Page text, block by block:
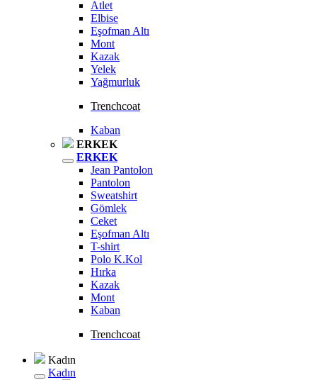
Atlet
Elbise
Eşofman Altı
Mont
Kazak
Yelek
Yağmurluk
Trenchcoat
Kaban
ERKEK
ERKEK
Jean Pantolon
Pantolon
Sweatshirt
Gömlek
Ceket
Eşofman Altı
T-shirt
Polo K.Kol
Hırka
Kazak
Mont
Kaban
Trenchcoat
Kadın
Kadın